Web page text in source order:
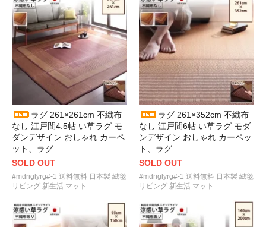
ラグ 261×261cm 不織布
なし 江戸間4.5帖 い草ラグ モ
ダンデザイン おしゃれ カーペ
ット、ラグ
SOLD OUT
#mdriglyrg#-1 送料無料 日本製 絨毯
リビング 新生活 マット
ラグ 261×352cm 不織布
なし 江戸間6帖 い草ラグ モダ
ンデザイン おしゃれ カーペッ
ト、ラグ
SOLD OUT
#mdriglyrg#-1 送料無料 日本製 絨毯
リビング 新生活 マット